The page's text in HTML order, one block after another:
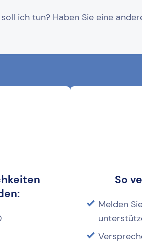
ich tun? Haben Sie eine
So
Melden